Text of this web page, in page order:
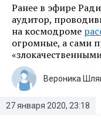
Ранее в эфире
аудитор,
на космодроме
огромные, а сами
27 января 2020, 23:18
Вероника